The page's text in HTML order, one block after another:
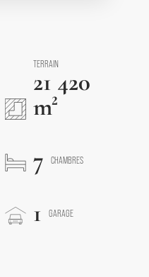
TERRAIN
21 420
m²
7 CHAMBRES
1 GARAGE